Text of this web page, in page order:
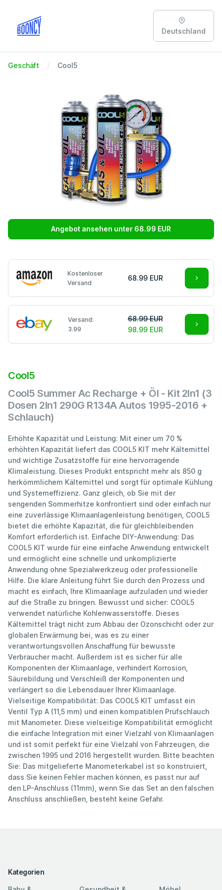
Deutschland
Geschäft Cool5
Angebot ansehen unter 68.99 EUR
Kostenloser
Versand
68.99 EUR
Versand:
3.99
68.99 EUR
98.99 EUR
Cool5
Cool5 Summer Ac Recharge + Öl - Kit 2In1 (3
Dosen 2In1 290G R134A Autos 1995-2016 +
Schlauch)
Erhöhte Kapazität und Leistung: Mit einer um 70 %
erhöhten Kapazität liefert das COOL5 KIT mehr Kältemittel
und wichtige Zusatzstoffe für eine hervorragende
Klimaleistung. Dieses Produkt entspricht mehr als 850 g
herkömmlichem Kältemittel und sorgt für optimale Kühlung
und Systemeffizienz. Ganz gleich, ob Sie mit der
sengenden Sommerhitze konfrontiert sind oder einfach nur
eine zuverlässige Klimaanlagenleistung benötigen, COOL5
bietet die erhöhte Kapazität, die für gleichbleibenden
Komfort erforderlich ist. Einfache DIY-Anwendung: Das
COOL5 KIT wurde für eine einfache Anwendung entwickelt
und ermöglicht eine schnelle und unkomplizierte
Anwendung ohne Spezialwerkzeug oder professionelle
Hilfe. Die klare Anleitung führt Sie durch den Prozess und
macht es einfach, Ihre Klimaanlage aufzuladen und wieder
auf die Straße zu bringen. Bewusst und sicher: COOL5
verwendet natürliche Kohlenwasserstoffe. Dieses
Kältemittel trägt nicht zum Abbau der Ozonschicht oder zur
globalen Erwärmung bei, was es zu einer
verantwortungsvollen Anschaffung für bewusste
Verbraucher macht. Außerdem ist es sicher für alle
Komponenten der Klimaanlage, verhindert Korrosion,
Säurebildung und Verschleiß der Komponenten und
verlängert so die Lebensdauer Ihrer Klimaanlage.
Vielseitige Kompatibilität: Das COOL5 KIT umfasst ein
Ventil Typ A (11,5 mm) und einen kompatiblen Prüfschlauch
mit Manometer. Diese vielseitige Kompatibilität ermöglicht
die einfache Integration mit einer Vielzahl von Klimaanlagen
und ist somit perfekt für eine Vielzahl von Fahrzeugen, die
zwischen 1995 und 2016 hergestellt wurden. Bitte beachten
Sie: Das mitgelieferte Manometerkabel ist so konstruiert,
dass Sie keinen Fehler machen können, es passt nur auf
den LP-Anschluss (11mm), wenn Sie das Set an den falschen
Anschluss anschließen, besteht keine Gefahr.
Kategorien